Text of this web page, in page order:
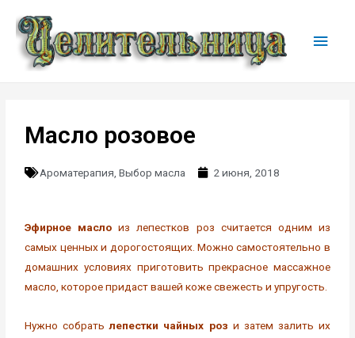
Масло розовое
Ароматерапия ,Выбор масла 2 июня, 2018
Эфирное масло из лепестков роз считается одним из
самых ценных и дорогостоящих. Можно самостоятельно в
домашних условиях приготовить прекрасное массажное
масло, которое придаст вашей коже свежесть и упругость.
Нужно собрать лепестки чайных роз и затем залить их